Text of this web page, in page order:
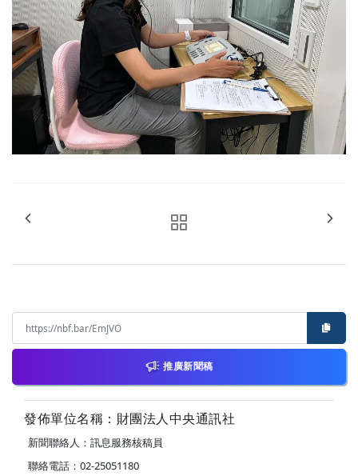
推廣新聞稿
發佈單位名稱：財團法人中央通訊社
新聞聯絡人：訊息服務核稿員
聯絡電話：02-25051180